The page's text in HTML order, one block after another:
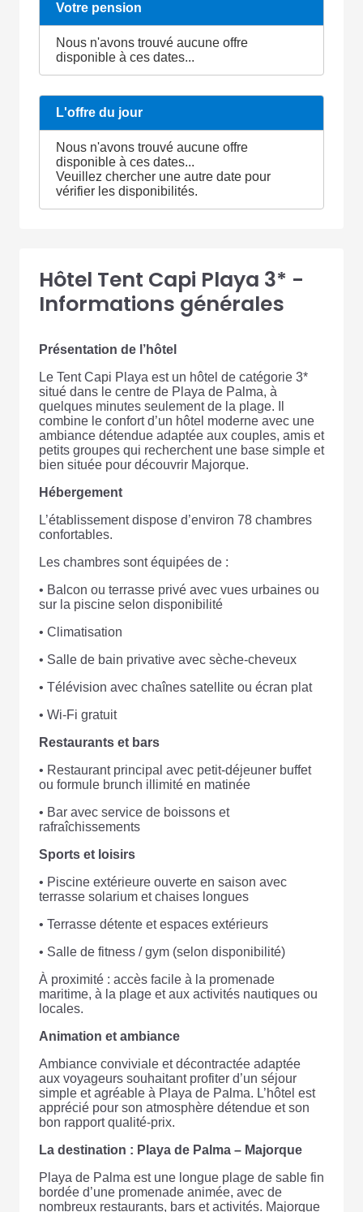
Votre pension
Nous n'avons trouvé aucune offre
disponible à ces dates...
L'offre du jour
Nous n'avons trouvé aucune offre
disponible à ces dates...
Veuillez chercher une autre date pour
vérifier les disponibilités.
Hôtel Tent Capi Playa 3* -
Informations générales
Présentation de l’hôtel
Le Tent Capi Playa est un hôtel de catégorie 3*
situé dans le centre de Playa de Palma, à
quelques minutes seulement de la plage. Il
combine le confort d’un hôtel moderne avec une
ambiance détendue adaptée aux couples, amis et
petits groupes qui recherchent une base simple et
bien située pour découvrir Majorque.
Hébergement
L’établissement dispose d’environ 78 chambres
confortables.
Les chambres sont équipées de :
• Balcon ou terrasse privé avec vues urbaines ou
sur la piscine selon disponibilité
• Climatisation
• Salle de bain privative avec sèche-cheveux
• Télévision avec chaînes satellite ou écran plat
• Wi-Fi gratuit
Restaurants et bars
• Restaurant principal avec petit-déjeuner buffet
ou formule brunch illimité en matinée
• Bar avec service de boissons et
rafraîchissements
Sports et loisirs
• Piscine extérieure ouverte en saison avec
terrasse solarium et chaises longues
• Terrasse détente et espaces extérieurs
• Salle de fitness / gym (selon disponibilité)
À proximité : accès facile à la promenade
maritime, à la plage et aux activités nautiques ou
locales.
Animation et ambiance
Ambiance conviviale et décontractée adaptée
aux voyageurs souhaitant profiter d’un séjour
simple et agréable à Playa de Palma. L’hôtel est
apprécié pour son atmosphère détendue et son
bon rapport qualité-prix.
La destination : Playa de Palma – Majorque
Playa de Palma est une longue plage de sable fin
bordée d’une promenade animée, avec de
nombreux restaurants, bars et activités. Majorque